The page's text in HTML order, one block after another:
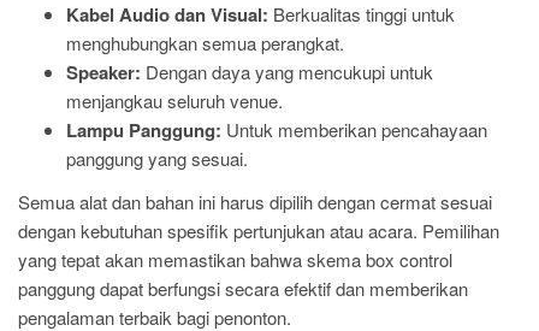
Kabel Audio dan Visual: Berkualitas tinggi untuk
menghubungkan semua perangkat.
Speaker: Dengan daya yang mencukupi untuk
menjangkau seluruh venue.
Lampu Panggung: Untuk memberikan pencahayaan
panggung yang sesuai.
Semua alat dan bahan ini harus dipilih dengan cermat sesuai
dengan kebutuhan spesifik pertunjukan atau acara. Pemilihan
yang tepat akan memastikan bahwa skema box control
panggung dapat berfungsi secara efektif dan memberikan
pengalaman terbaik bagi penonton.